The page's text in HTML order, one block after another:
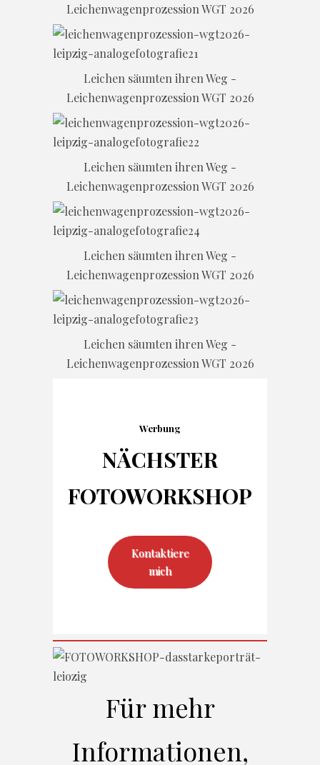
Leichenwagenprozession WGT 2026
Leichen säumten ihren Weg -
Leichenwagenprozession WGT 2026
Leichen säumten ihren Weg -
Leichenwagenprozession WGT 2026
Leichen säumten ihren Weg -
Leichenwagenprozession WGT 2026
Leichen säumten ihren Weg -
Leichenwagenprozession WGT 2026
Werbung
NÄCHSTER
FOTOWORKSHOP
Kontaktiere
mich
Für mehr
Informationen,